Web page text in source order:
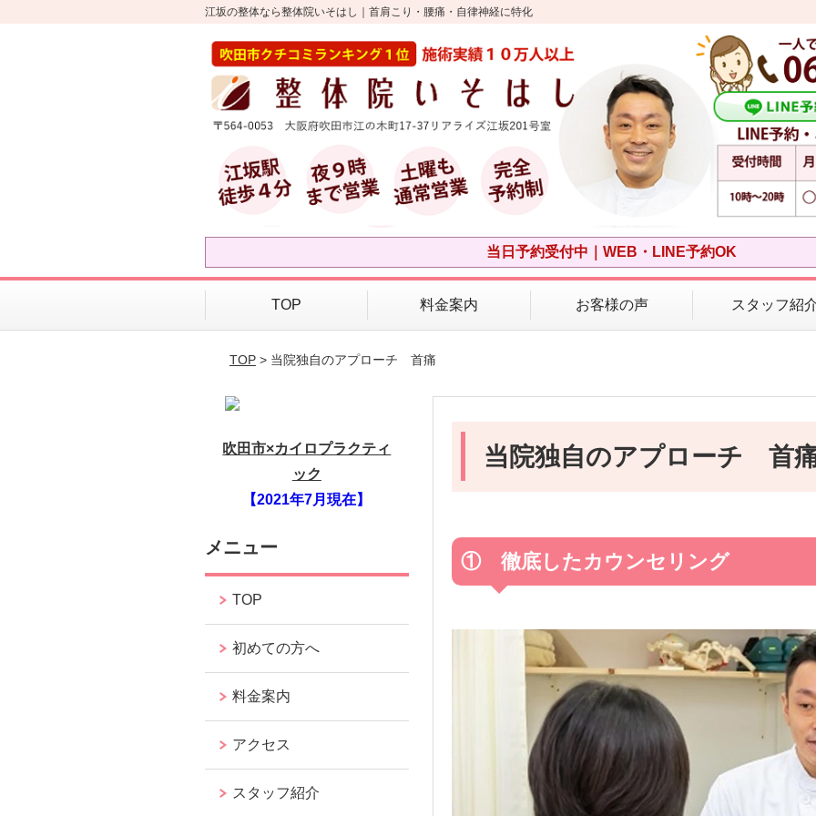
江坂の整体なら整体院いそはし｜首肩こり・腰痛・自律神経に特化
当日予約受付中｜WEB・LINE予約OK
TOP 料金案内 お客様の声 スタッフ紹
TOP> 当院独自のアプローチ 首痛
当院独自のアプローチ 首
① 徹底したカウンセリング
吹田市×カイロプラクティ
ック
【2021年7月現在】
メニュー
TOP
初めての方へ
料金案内
アクセス
スタッフ紹介